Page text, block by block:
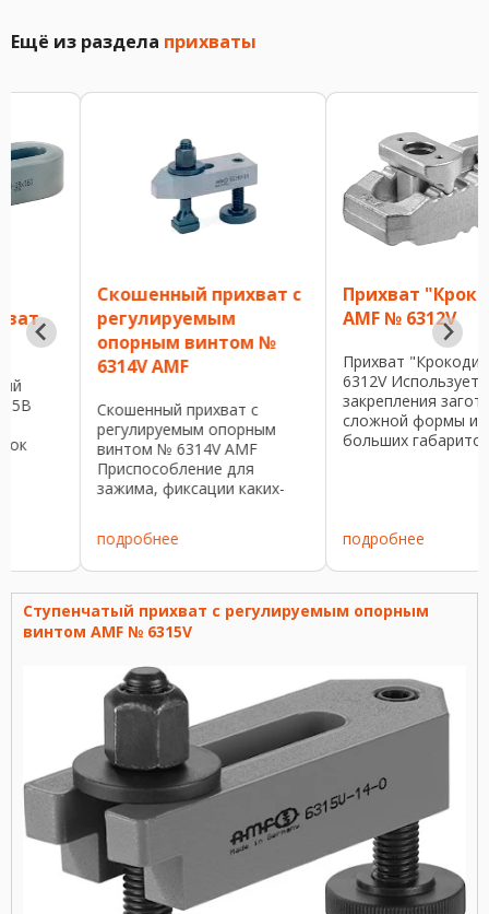
Ещё из раздела прихваты
Скошенный прихват с
регулируемым
опорным винтом №
6314V AMF
Скошенный прихват с
регулируемым опорным
винтом № 6314V AMF
Приспособление для
зажима, фиксации каких-
технологической
подготовки к обработке
Скошенный прихват с
регулируемым опорным ...
подробнее
Прихват "Крокодил"
AMF № 6312V
Прихват "Крокодил" AMF
6312V Используется для
закрепления заготовок
сложной формы или
больших габаритов.
регулируется, из
оцинковано и ...
подробнее
Ступенчатый прихват с регулируемым опорным
винтом AMF № 6315V